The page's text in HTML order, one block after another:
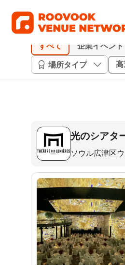
すべて 企業イベント
場所タイプ
高
光のシアタ
ソウル広津区